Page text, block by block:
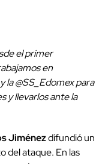
el primer
en
la @SS_Edomex para
y llevarlos ante la
Jiménezdifundió un
del ataque. En las